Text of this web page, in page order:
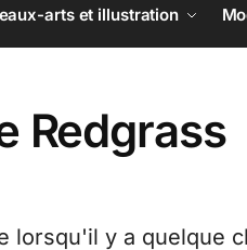
arts et illustration
Redgrass
lorsqu'il y a quelque